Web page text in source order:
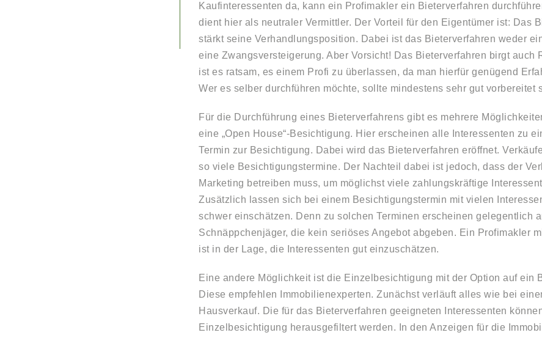
Kaufinteressenten da, kann ein Profimakler ein Bieterverfahren
dient hier als neutraler Vermittler. Der Vorteil für den Eigentümer ist: Das
stärkt seine Verhandlungsposition. Dabei ist das Bieterverfahren weder
eine Zwangsversteigerung. Aber Vorsicht! Das Bieterverfahren birgt auch
ist es ratsam, es einem Profi zu überlassen, da man hierfür genügend
Wer es selber durchführen möchte, sollte mindestens sehr gut vorbereitet
Für die Durchführung eines Bieterverfahrens gibt es mehrere
eine „Open House“-Besichtigung. Hier erscheinen alle Interessenten zu
Termin zur Besichtigung. Dabei wird das Bieterverfahren eröffnet.
so viele Besichtigungstermine. Der Nachteil dabei ist jedoch, dass der
Marketing betreiben muss, um möglichst viele zahlungskräftige
Zusätzlich lassen sich bei einem Besichtigungstermin mit vielen
schwer einschätzen. Denn zu solchen Terminen erscheinen gelegentlich
Schnäppchenjäger, die kein seriöses Angebot abgeben. Ein Profimakler
ist in der Lage, die Interessenten gut einzuschätzen.
Eine andere Möglichkeit ist die Einzelbesichtigung mit der Option auf ein
Diese empfehlen Immobilienexperten. Zunächst verläuft alles wie bei
Hausverkauf. Die für das Bieterverfahren geeigneten Interessenten
Einzelbesichtigung herausgefiltert werden. In den Anzeigen für die